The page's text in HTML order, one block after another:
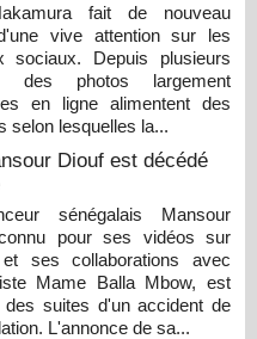
fait de nouveau
vive attention sur les
sociaux. Depuis plusieurs
des photos largement
en ligne alimentent des
selon lesquelles la...
Diouf est décédé
sénégalais Mansour
pour ses vidéos sur
et ses collaborations avec
Mame Balla Mbow, est
des suites d'un accident de
L'annonce de sa...